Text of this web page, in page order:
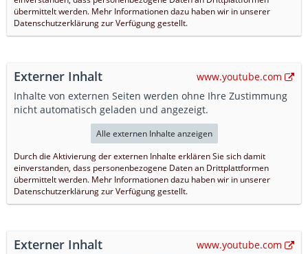
übermittelt werden. Mehr Informationen dazu haben wir in unserer
Datenschutzerklärung zur Verfügung gestellt.
Externer Inhalt
www.youtube.com
Inhalte von externen Seiten werden ohne Ihre Zustimmung
nicht automatisch geladen und angezeigt.
Alle externen Inhalte anzeigen
Durch die Aktivierung der externen Inhalte erklären Sie sich damit
einverstanden, dass personenbezogene Daten an Drittplattformen
übermittelt werden. Mehr Informationen dazu haben wir in unserer
Datenschutzerklärung zur Verfügung gestellt.
Externer Inhalt
www.youtube.com